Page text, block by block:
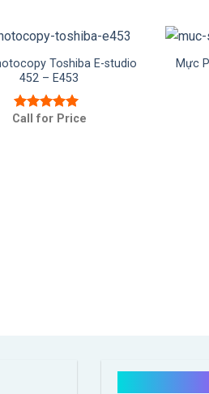
Toshiba E-studio
452 – E453
Được xếp
Call for Price
Mực